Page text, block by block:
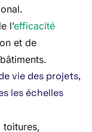
l’efficacité
et de
vie des projets,
les échelles
toitures,